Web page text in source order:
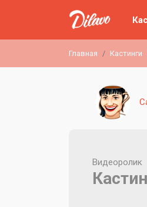
Главная Кастинги
Видеоролик